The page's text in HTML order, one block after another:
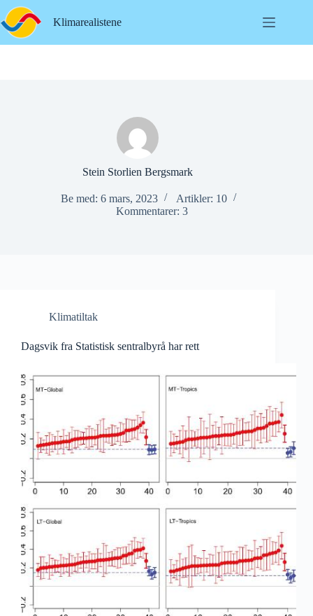
Hopp
til
innholdet
Klimarealistene
Stein Storlien Bergsmark
Be med: 6 mars, 2023
Artikler: 10
Kommentarer: 3
Klimatiltak
Dagsvik fra Statistisk sentralbyrå har rett